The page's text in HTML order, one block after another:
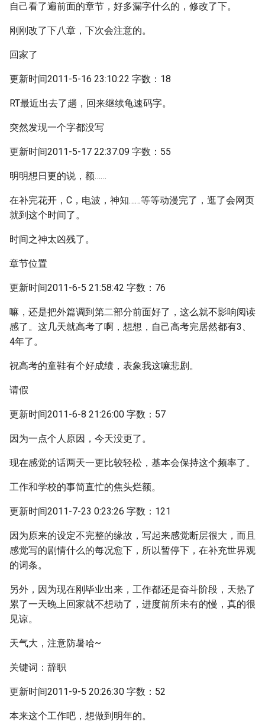
自己看了遍前面的章节，好多漏字什么的，修改了下。
刚刚改了下八章，下次会注意的。
回家了
更新时间2011-5-16 23:10:22 字数：18
RT最近出去了趟，回来继续龟速码字。
突然发现一个字都没写
更新时间2011-5-17 22:37:09 字数：55
明明想日更的说，额……
在补完花开，C，电波，神知……等等动漫完了，逛了会网页
就到这个时间了。
时间之神太凶残了。
章节位置
更新时间2011-6-5 21:58:42 字数：76
嘛，还是把外篇调到第二部分前面好了，这么就不影响阅读
感了。这几天就高考了啊，想想，自己高考完居然都有3、
4年了。
祝高考的童鞋有个好成绩，表象我这嘛悲剧。
请假
更新时间2011-6-8 21:26:00 字数：57
因为一点个人原因，今天没更了。
现在感觉的话两天一更比较轻松，基本会保持这个频率了。
工作和学校的事简直忙的焦头烂额。
更新时间2011-7-23 0:23:26 字数：121
因为原来的设定不完整的缘故，写起来感觉断层很大，而且
感觉写的剧情什么的每况愈下，所以暂停下，在补充世界观
的词条。
另外，因为现在刚毕业出来，工作都还是奋斗阶段，天热了
累了一天晚上回家就不想动了，进度前所未有的慢，真的很
见谅。
天气大，注意防暑哈~
关键词：辞职
更新时间2011-9-5 20:26:30 字数：52
本来这个工作吧，想做到明年的。